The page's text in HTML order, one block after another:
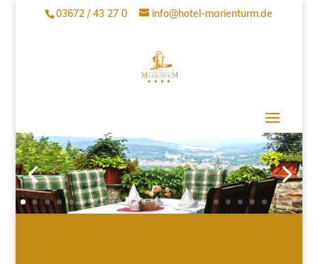
03672 / 43 27 0 info@hotel-marienturm.de